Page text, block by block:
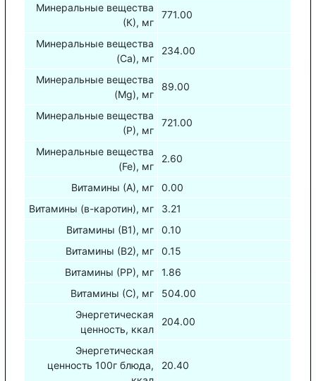
Минеральные вещества
(К), мг
771.00
Минеральные вещества
(Са), мг
234.00
Минеральные вещества
(Mg), мг
89.00
Минеральные вещества
(Р), мг
721.00
Минеральные вещества
(Fe), мг
2.60
Витамины (А), мг
0.00
Витамины (в-каротин), мг
3.21
Витамины (В1), мг
0.10
Витамины (В2), мг
0.15
Витамины (РР), мг
1.86
Витамины (С), мг
504.00
Энергетическая
ценность, ккал
204.00
Энергетическая
ценность 100г блюда,
20.40